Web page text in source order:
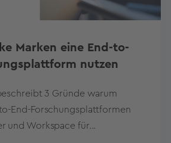
Marken eine End-to-
nutzen
3 Gründe warum
End-Forschungsplattformen
und Workspace für...